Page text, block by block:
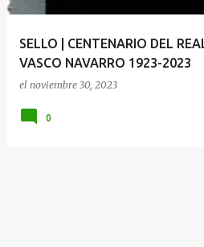
SELLO | CENTENARIO DEL
VASCO NAVARRO 1923-2023
el noviembre 30, 2023
0